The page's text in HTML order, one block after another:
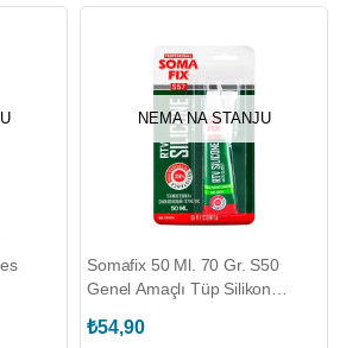
NEMA NA STANJU
Somafix 50 Ml. 70 Gr. S50
Genel Amaçlı Tüp Silikon
₺54,90